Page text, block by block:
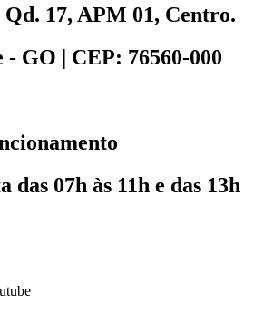
17, APM 01, Centro.
GO | CEP: 76560-000
das 07h às 11h e das 13h